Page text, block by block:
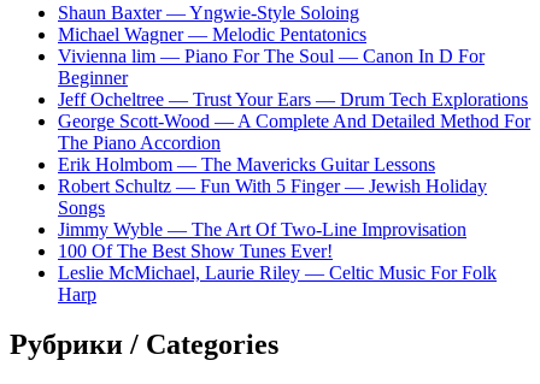
Shaun Baxter — Yngwie-Style Soloing
Michael Wagner — Melodic Pentatonics
Vivienna lim — Piano For The Soul — Canon In D For
Beginner
Jeff Ocheltree — Trust Your Ears — Drum Tech Explorations
George Scott-Wood — A Complete And Detailed Method For
The Piano Accordion
Erik Holmbom — The Mavericks Guitar Lessons
Robert Schultz — Fun With 5 Finger — Jewish Holiday
Songs
Jimmy Wyble — The Art Of Two-Line Improvisation
100 Of The Best Show Tunes Ever!
Leslie McMichael, Laurie Riley — Celtic Music For Folk
Harp
Рубрики / Categories